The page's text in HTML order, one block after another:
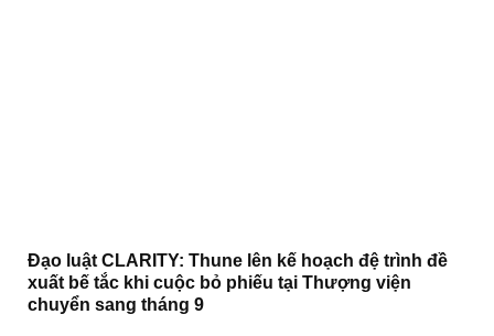
Đạo luật CLARITY: Thune lên kế hoạch đệ trình đề
xuất bế tắc khi cuộc bỏ phiếu tại Thượng viện
chuyển sang tháng 9